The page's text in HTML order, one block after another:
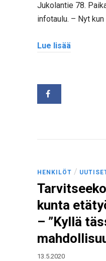
Jukolantie 78.
infotaulu. – Nyt
Lue lisää
HENKILÖT /
kunta
– ”Kyllä
13.5.2020